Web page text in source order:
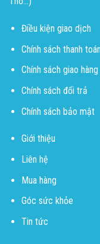
Điều kiện giao dịch
Chính sách thanh toán
Chính sách giao hàng
Chính sách đổi trả
Chính sách bảo mật
Giới thiệu
Liên hệ
Mua hàng
Góc sức khỏe
Tin tức